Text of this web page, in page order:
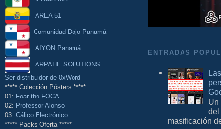
AREA 51
Comunidad Dojo Panamá
AIYON Panamá
ARPAHE SOLUTIONS
Ser distribuidor de 0xWord
***** Colección Pósters *****
01: Fear the FOCA
02: Professor Alonso
03: Cálico Electrónico
***** Packs Oferta *****
ENTRADAS
Un
del
masificación